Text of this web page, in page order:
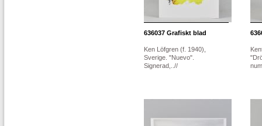
636037 Grafiskt blad
Ken Löfgren (f. 1940),
Sverige. "Nuevo".
Signerad,..//